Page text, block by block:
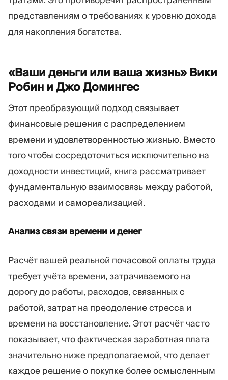
представлениям о требованиях к уровню дохода
для накопления богатства.
«Ваши деньги или ваша жизнь» Вики
Робин и ДжоДомингес
Этот преобразующий подход связывает
финансовые решения с распределением
времени и удовлетворенностью жизнью. Вместо
того чтобы сосредоточиться исключительно на
доходности инвестиций, книга рассматривает
фундаментальную взаимосвязь между работой,
расходами и самореализацией.
Анализ связи времени и денег
Расчёт вашей реальной почасовой оплаты труда
требует учёта времени, затрачиваемого на
дорогу до работы, расходов, связанных с
работой, затрат на преодоление стресса и
времени на восстановление. Этот расчёт часто
показывает, что фактическая заработная плата
значительно ниже предполагаемой, что делает
каждое решение о покупке более осмысленным